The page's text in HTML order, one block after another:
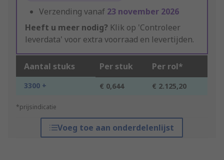
Verzending vanaf 23 november 2026
Heeft u meer nodig? Klik op 'Controleer
leverdata' voor extra voorraad en levertijden.
Aantal stuks Per stuk Per rol*
3300 + € 0,644 € 2.125,20
*prijsindicatie
Voeg toe aan onderdelenlijst